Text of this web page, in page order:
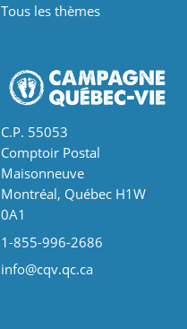
Tous les thèmes
C.P. 55053
Comptoir Postal
Maisonneuve
Montréal, Québec H1W
0A1
1-855-996-2686
info@cqv.qc.ca